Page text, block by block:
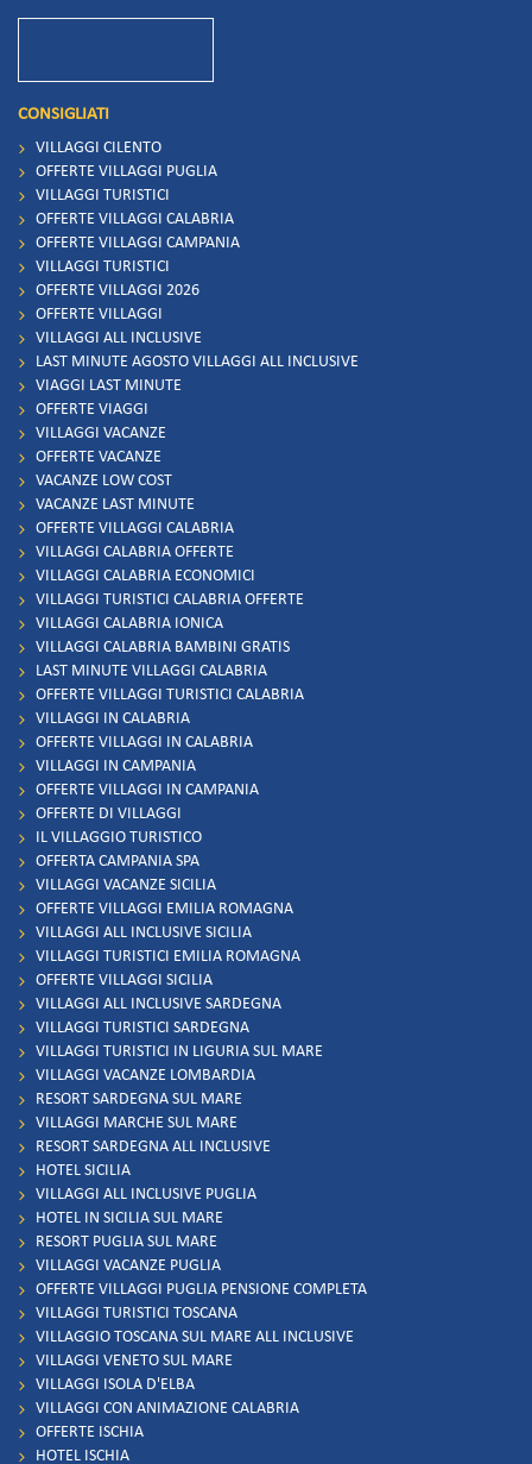
CONSIGLIATI
VILLAGGI CILENTO
OFFERTE VILLAGGI PUGLIA
VILLAGGI TURISTICI
OFFERTE VILLAGGI CALABRIA
OFFERTE VILLAGGI CAMPANIA
VILLAGGI TURISTICI
OFFERTE VILLAGGI 2026
OFFERTE VILLAGGI
VILLAGGI ALL INCLUSIVE
LAST MINUTE AGOSTO VILLAGGI ALL INCLUSIVE
VIAGGI LAST MINUTE
OFFERTE VIAGGI
VILLAGGI VACANZE
OFFERTE VACANZE
VACANZE LOW COST
VACANZE LAST MINUTE
OFFERTE VILLAGGI CALABRIA
VILLAGGI CALABRIA OFFERTE
VILLAGGI CALABRIA ECONOMICI
VILLAGGI TURISTICI CALABRIA OFFERTE
VILLAGGI CALABRIA IONICA
VILLAGGI CALABRIA BAMBINI GRATIS
LAST MINUTE VILLAGGI CALABRIA
OFFERTE VILLAGGI TURISTICI CALABRIA
VILLAGGI IN CALABRIA
OFFERTE VILLAGGI IN CALABRIA
VILLAGGI IN CAMPANIA
OFFERTE VILLAGGI IN CAMPANIA
OFFERTE DI VILLAGGI
IL VILLAGGIO TURISTICO
OFFERTA CAMPANIA SPA
VILLAGGI VACANZE SICILIA
OFFERTE VILLAGGI EMILIA ROMAGNA
VILLAGGI ALL INCLUSIVE SICILIA
VILLAGGI TURISTICI EMILIA ROMAGNA
OFFERTE VILLAGGI SICILIA
VILLAGGI ALL INCLUSIVE SARDEGNA
VILLAGGI TURISTICI SARDEGNA
VILLAGGI TURISTICI IN LIGURIA SUL MARE
VILLAGGI VACANZE LOMBARDIA
RESORT SARDEGNA SUL MARE
VILLAGGI MARCHE SUL MARE
RESORT SARDEGNA ALL INCLUSIVE
HOTEL SICILIA
VILLAGGI ALL INCLUSIVE PUGLIA
HOTEL IN SICILIA SUL MARE
RESORT PUGLIA SUL MARE
VILLAGGI VACANZE PUGLIA
OFFERTE VILLAGGI PUGLIA PENSIONE COMPLETA
VILLAGGI TURISTICI TOSCANA
VILLAGGIO TOSCANA SUL MARE ALL INCLUSIVE
VILLAGGI VENETO SUL MARE
VILLAGGI ISOLA D'ELBA
VILLAGGI CON ANIMAZIONE CALABRIA
OFFERTE ISCHIA
HOTEL ISCHIA